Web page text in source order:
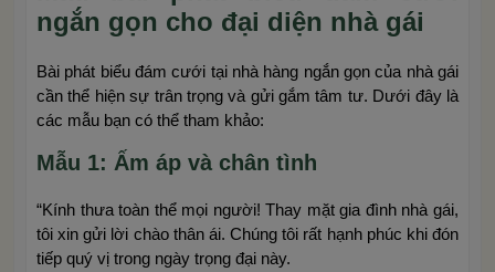
ngắn gọn cho đại diện nhà gái
Bài phát biểu đám cưới tại nhà hàng ngắn gọn của nhà gái
cần thể hiện sự trân trọng và gửi gắm tâm tư. Dưới đây là
các mẫu bạn có thể tham khảo:
Mẫu 1: Ấm áp và chân tình
“Kính thưa toàn thể mọi người! Thay mặt gia đình nhà gái,
tôi xin gửi lời chào thân ái. Chúng tôi rất hạnh phúc khi đón
tiếp quý vị trong ngày trọng đại này.